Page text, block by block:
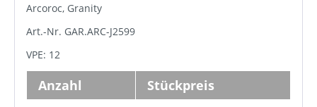
Arcoroc, Granity
Art.-Nr. GAR.ARC-J2599
VPE: 12
Anzahl Stückpreis